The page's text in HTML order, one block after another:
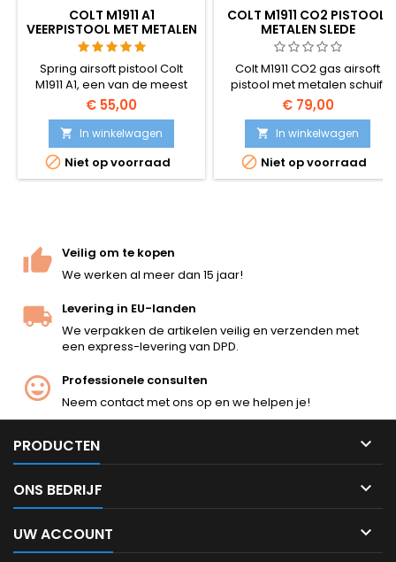
COLT M1911 A1
VEERPISTOOL MET METALEN
SLEDE
Spring airsoft pistool Colt
M1911 A1, een van de meest
realistische veerreplica's -
krachtig, nauwkeurig, prettig
om vast te houden en
gemakkelijk te gebruiken.
BAXS-schietsysteem laat BB's
draaien tijdens de vlucht,
€ 55,00
 In winkelwagen
 Niet op voorraad
COLT M1911 CO2 PISTOOL,
METALEN SLEDE
Colt M1911 CO2 gas airsoft
pistool met metalen schuif.
Zilver-houten kleur.
€ 79,00
 In winkelwagen
 Niet op voorraad
Veilig om te kopen
We werken al meer dan 15 jaar!
Levering in EU-landen
We verpakken de artikelen veilig en verzenden met
een express-levering van DPD.
Professionele consulten
Neem contact met ons op en we helpen je!
PRODUCTEN 
ONS BEDRIJF 
UW ACCOUNT 